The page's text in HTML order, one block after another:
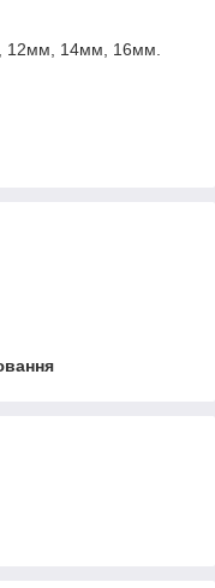
14мм, 16мм.